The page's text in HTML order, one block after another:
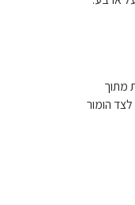
מתוך
הומור